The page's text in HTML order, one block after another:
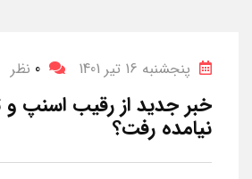
پنجشنبه 16 تیر 1401 0 نظر
خبر جدید از رقیب اسنپ
نیامده رفت؟